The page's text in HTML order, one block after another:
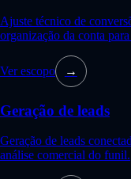
Ajuste técnico de
organização da conta
Ver escopo →
Geração de leads
Geração de leads
análise comercial do funil.